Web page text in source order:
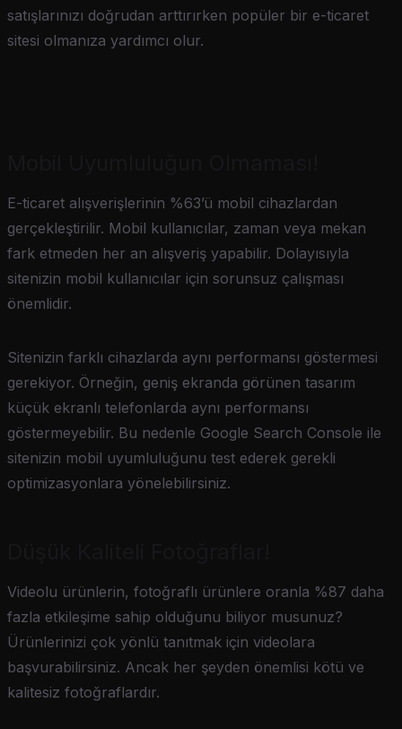
satışlarınızı doğrudan arttırırken popüler bir e-ticaret
sitesi olmanıza yardımcı olur.
E-ticaret alışverişlerinin %63’ü mobil cihazlardan
gerçekleştirilir. Mobil kullanıcılar, zaman veya mekan
fark etmeden her an alışveriş yapabilir. Dolayısıyla
sitenizin mobil kullanıcılar için sorunsuz çalışması
önemlidir.
Sitenizin farklı cihazlarda aynı performansı göstermesi
gerekiyor. Örneğin, geniş ekranda görünen tasarım
küçük ekranlı telefonlarda aynı performansı
göstermeyebilir. Bu nedenle Google Search Console ile
sitenizin mobil uyumluluğunu test ederek gerekli
optimizasyonlara yönelebilirsiniz.
Videolu ürünlerin, fotoğraflı ürünlere oranla %87 daha
fazla etkileşime sahip olduğunu biliyor musunuz?
Ürünlerinizi çok yönlü tanıtmak için videolara
başvurabilirsiniz. Ancak her şeyden önemlisi kötü ve
kalitesiz fotoğraflardır.